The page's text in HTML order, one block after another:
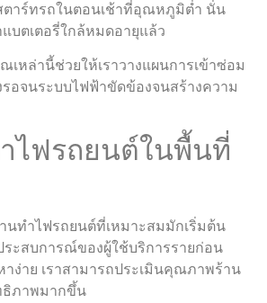
ตาร์ทรถในตอนเช้าที่อุณหภูมิต่ำ นั่น
บตเตอรี่ใกล้หมดอายุแล้ว
หล่านี้ช่วยให้เราวางแผนการเข้าซ่อม
อจนระบบไฟฟ้าขัดข้องจนสร้างความ
ไฟรถยนต์ในพื้นที่
นทำไฟรถยนต์ที่เหมาะสมมักเริ่มต้น
ะสบการณ์ของผู้ใช้บริการรายก่อน
ง่าย เราสามารถประเมินคุณภาพร้าน
ธิภาพมากขึ้น